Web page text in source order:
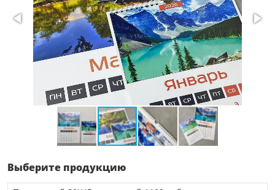
Выберите продукцию